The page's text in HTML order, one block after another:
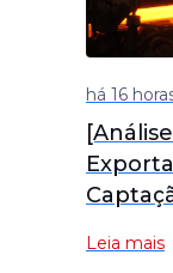
há 16
julho;
Leia mais